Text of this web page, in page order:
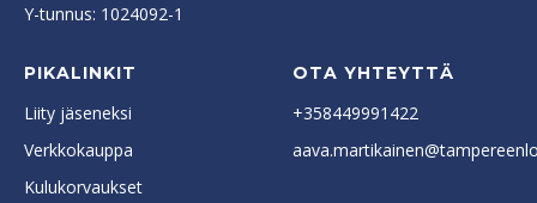
Y-tunnus: 1024092-1
PIKALINKIT
Liity jäseneksi
Verkkokauppa
Kulukorvaukset
OTA YHTEYTTÄ
+358449991422